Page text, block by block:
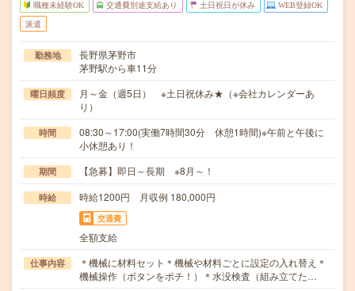
職種未経験OK 交通費別途支給あり 土日祝日が休み WEB登録OK
派遣
勤務地
長野県茅野市
茅野駅から車11分
曜日頻度
月～金（週5日） ※土日祝休み★（※会社カレンダーあ
り）
時間
08:30～17:00(実働7時間30分 休憩1時間)※午前と午後に
小休憩あり！
期間 【急募】即日～長期 ※8月～！
時給 時給1200円 月収例 180,000円
交通費
全額支給
仕事内容
＊機械に材料セット＊機械や材料ごとに設定の入れ替え＊
機械操作（ボタンをポチ！）＊水没検査（組み立てた…